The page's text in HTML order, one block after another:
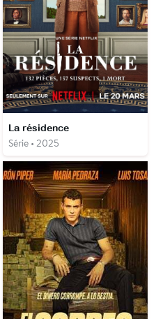
La résidence
Série • 2025